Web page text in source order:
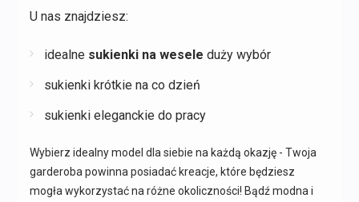
U nas znajdziesz:
idealne sukienki na wesele duży wybór
sukienki krótkie na co dzień
sukienki eleganckie do pracy
Wybierz idealny model dla siebie na każdą okazję - Twoja
garderoba powinna posiadać kreacje, które będziesz
mogła wykorzystać na różne okoliczności! Bądź modna i